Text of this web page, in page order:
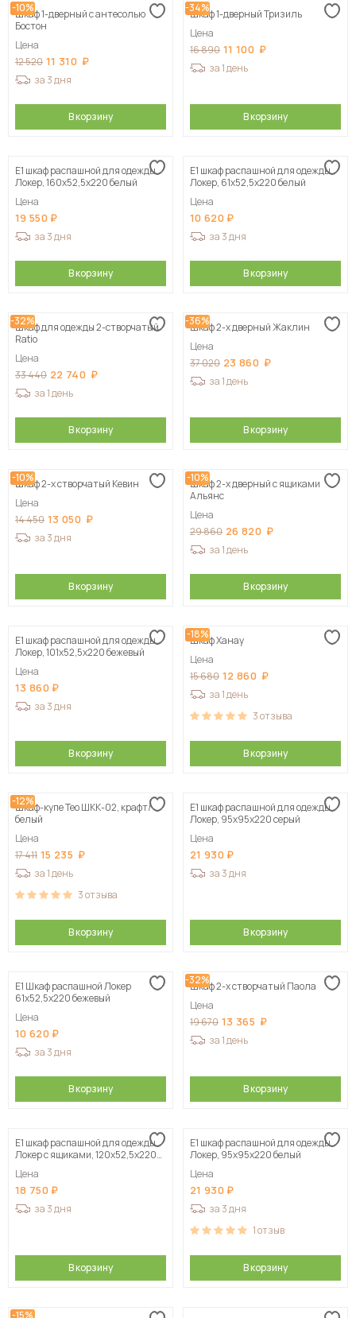
-10%
Шкаф 1-дверный с антесолью
Бостон
Цена
12 520 11 310
за 3 дня
В корзину
-34%
Шкаф 1-дверный Тризиль
Цена
16 890 11 100
за 1 день
В корзину
Е1 шкаф распашной для одежды
Локер, 160х52,5х220 белый
Цена
19 550
за 3 дня
В корзину
Е1 шкаф распашной для одежды
Локер, 61х52,5х220 белый
Цена
10 620
за 3 дня
В корзину
-32%
Шкаф для одежды 2-створчатый
Ratio
Цена
33 440 22 740
за 1 день
В корзину
-36%
Шкаф 2-х дверный Жаклин
Цена
37 020 23 860
за 1 день
В корзину
-10%
Шкаф 2-х створчатый Кевин
Цена
14 450 13 050
за 3 дня
В корзину
-10%
Шкаф 2-х дверный с ящиками
Альянс
Цена
29 860 26 820
за 1 день
В корзину
Е1 шкаф распашной для одежды
Локер, 101х52,5х220 бежевый
Цена
13 860
за 3 дня
В корзину
-18%
Шкаф Ханау
Цена
15 680 12 860
за 1 день
3отзыва
В корзину
-12%
Шкаф-купе Тео ШКК-02, крафт/
белый
Цена
17 411 15 235
за 1 день
3отзыва
В корзину
Е1 шкаф распашной для одежды
Локер, 95х95х220 серый
Цена
21 930
за 3 дня
В корзину
Е1 Шкаф распашной Локер
61x52,5x220 бежевый
Цена
10 620
за 3 дня
В корзину
-32%
Шкаф 2-х створчатый Паола
Цена
19 670 13 365
за 1 день
В корзину
Е1 шкаф распашной для одежды
Локер с ящиками, 120х52,5х220
Цена
18 750
за 3 дня
В корзину
Е1 шкаф распашной для одежды
Локер, 95х95х220 белый
Цена
21 930
за 3 дня
1отзыв
В корзину
-15%